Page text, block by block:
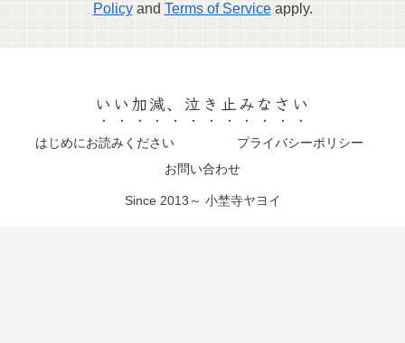
Policyand Terms of Serviceapply.
いい加減、泣き止みなさい
はじめにお読みください
プライバシーポリシー
お問い合わせ
Since 2013～ 小埜寺ヤヨイ